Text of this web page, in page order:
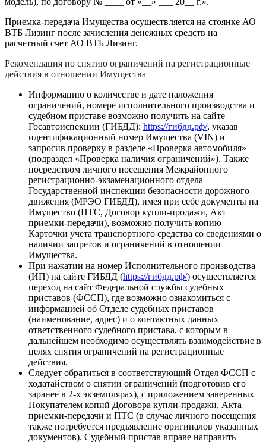
Приемка-передача Имущества осуществляется на стоянке АО
ВТБ Лизинг после зачисления денежных средств на
расчетный счет АО ВТБ Лизинг.
Рекомендация по снятию ограничений на регистрационные
действия в отношении Имущества
Информацию о количестве и дате наложения
ограничений, номере исполнительного производства и
судебном приставе возможно получить на сайте
Госавтоиспекции (ГИБДД): https://гибдд.рф/, указав
идентификационный номер Имущества (VIN) и
запросив проверку в разделе «Проверка автомобиля»
(подраздел «Проверка наличия ограничений»). Также
посредством личного посещения Межрайонного
регистрационно-экзаменационного отдела
Государственной инспекции безопасности дорожного
движения (МРЭО ГИБДД), имея при себе документы на
Имущество (ПТС, Договор купли-продажи, Акт
приемки-передачи), возможно получить копию
Карточки учета транспортного средства со сведениями о
наличии запретов и ограничений в отношении
Имущества.
При нажатии на номер Исполнительного производства
(ИП) на сайте ГИБДД (https://гибдд.рф/) осуществляется
переход на сайт Федеральной службы судебных
приставов (ФССП), где возможно ознакомиться с
информацией об Отделе судебных приставов
(наименование, адрес) и о контактных данных
ответственного судебного пристава, с которым в
дальнейшем необходимо осуществлять взаимодействие в
целях снятия ограничений на регистрационные
действия.
Следует обратиться в соответствующий Отдел ФССП с
ходатайством о снятии ограничений (подготовив его
заранее в 2-х экземплярах), с приложением заверенных
Покупателем копий Договора купли-продажи, Акта
приемки-передачи и ПТС (в случае личного посещения
также потребуется предъявление оригиналов указанных
документов). Судебный пристав вправе направить